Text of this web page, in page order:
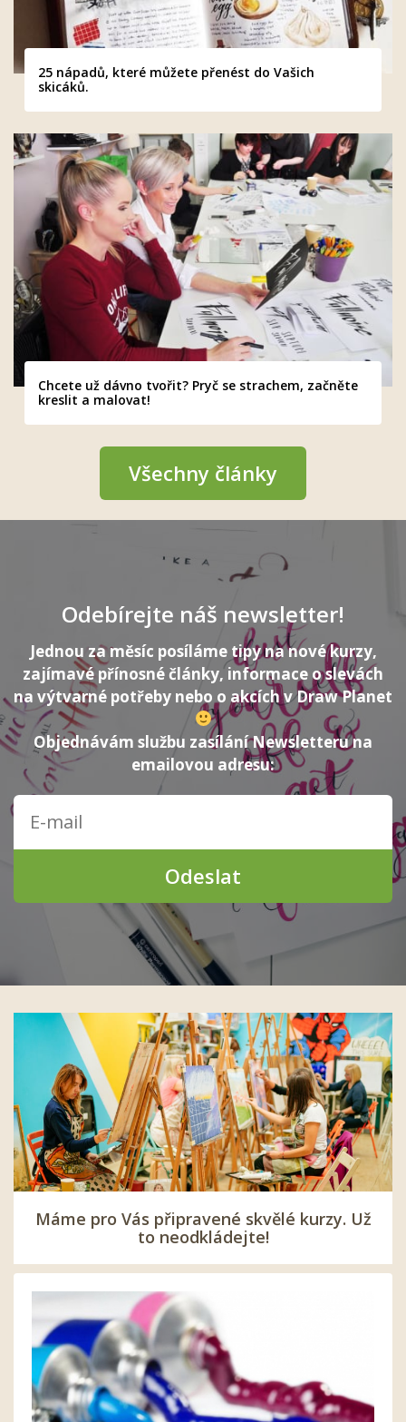
25 nápadů, které můžete přenést do Vašich
skicáků.
Chcete už dávno tvořit? Pryč se strachem, začněte
kreslit a malovat!
Všechny články
Odebírejte náš newsletter!
Jednou za měsíc posíláme tipy na nové kurzy,
zajímavé přínosné články, informace o slevách
na výtvarné potřeby nebo o akcích v Draw Planet
Objednávám službu zasílání Newsletteru na
emailovou adresu:
Odeslat
Máme pro Vás připravené skvělé kurzy. Už
to neodkládejte!